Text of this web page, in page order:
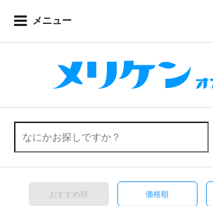
メニュー
おすすめ順 価格順